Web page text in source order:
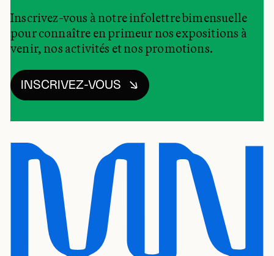
Inscrivez-vous à notre infolettre bimensuelle
pour connaître en primeur nos expositions à
venir, nos activités et nos promotions.
INSCRIVEZ-VOUS